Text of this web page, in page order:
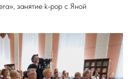
занятие k-pop с Яной